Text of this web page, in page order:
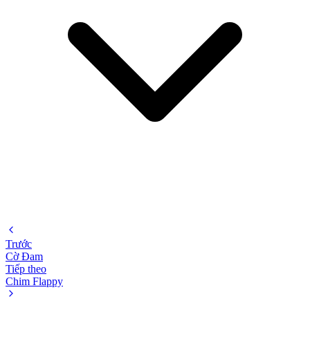
Trước
Cờ Đam
Tiếp theo
Chim Flappy